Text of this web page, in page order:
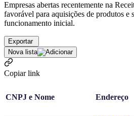
Empresas abertas recentemente na
favorável para aquisições de produtos e
funcionamento inicial.
Exportar
Nova lista
Copiar link
CNPJ e Nome Endereço